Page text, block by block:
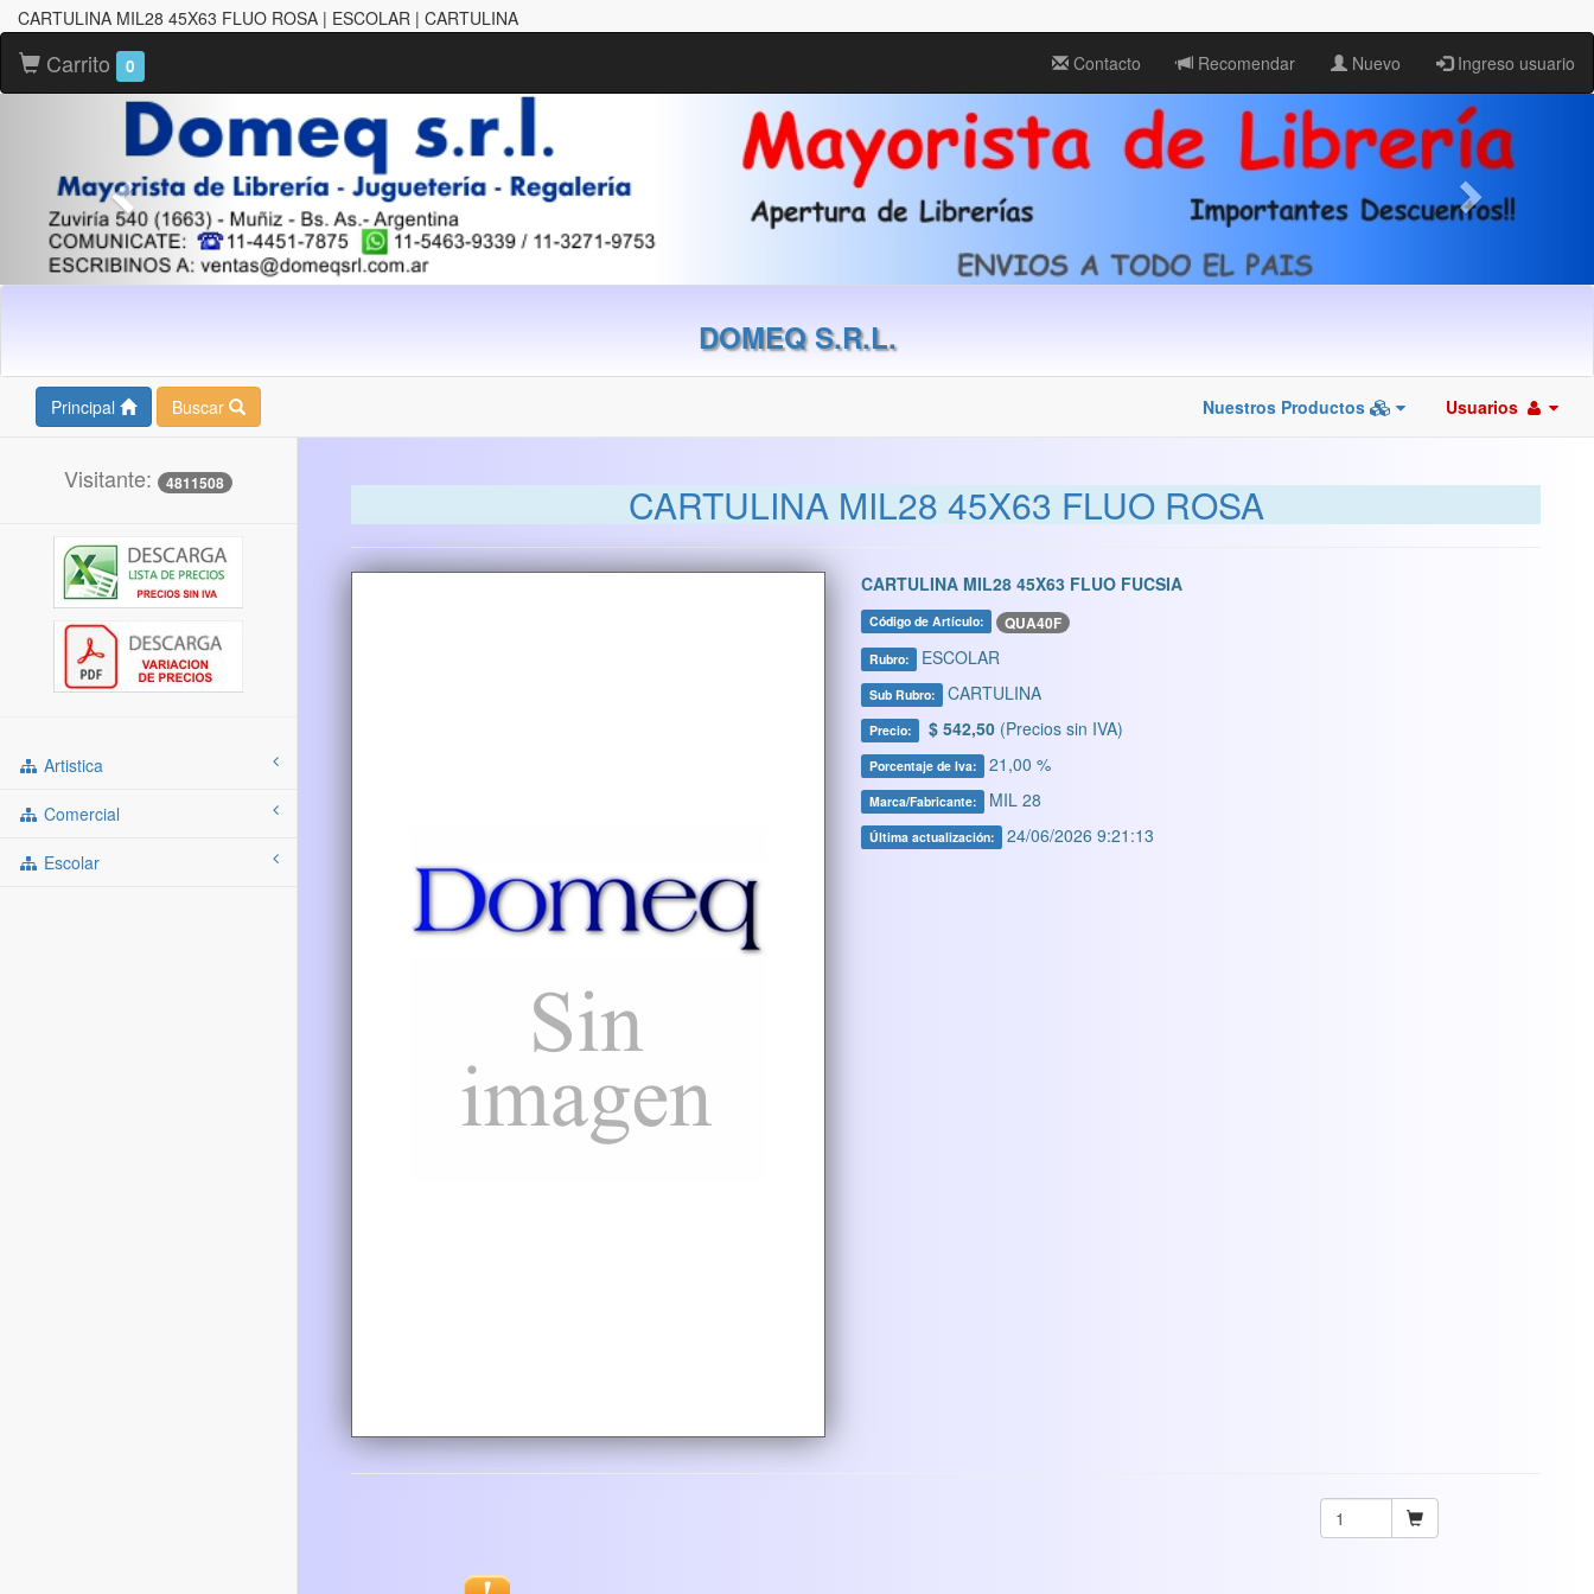
CARTULINA MIL28 45X63 FLUO ROSA | ESCOLAR | CARTULINA
Carrito 0 Contacto Recomendar Nuevo Ingreso usuario
DOMEQ S.R.L.
Principal Buscar Nuestros Productos Usuarios
Visitante: 4811508
Artistica
Comercial
Escolar
CARTULINA MIL28 45X63 FLUO ROSA
CARTULINA MIL28 45X63 FLUO FUCSIA
Código de Artículo: QUA40F
Rubro: ESCOLAR
Sub Rubro: CARTULINA
Precio: $ 542,50 (Precios sin IVA)
Porcentaje de Iva: 21,00 %
Marca/Fabricante: MIL 28
Última actualización: 24/06/2026 9:21:13